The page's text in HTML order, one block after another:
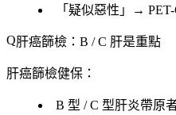
「 疑似惡性 」→
肝癌篩檢：B / C 肝是重點
肝癌篩檢健保 ：
B 型 / C 型肝炎帶原